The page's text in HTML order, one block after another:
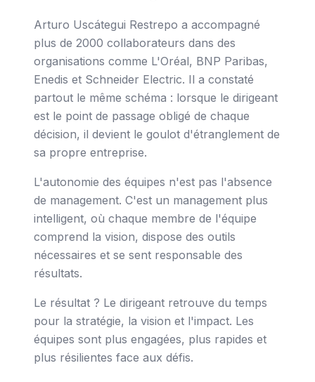
Arturo Uscátegui Restrepo a accompagné
plus de 2000 collaborateurs dans des
organisations comme L'Oréal, BNP Paribas,
Enedis et Schneider Electric. Il a constaté
partout le même schéma : lorsque le dirigeant
est le point de passage obligé de chaque
décision, il devient le goulot d'étranglement de
sa propre entreprise.
L'autonomie des équipes n'est pas l'absence
de management. C'est un management plus
intelligent, où chaque membre de l'équipe
comprend la vision, dispose des outils
nécessaires et se sent responsable des
résultats.
Le résultat ? Le dirigeant retrouve du temps
pour la stratégie, la vision et l'impact. Les
équipes sont plus engagées, plus rapides et
plus résilientes face aux défis.